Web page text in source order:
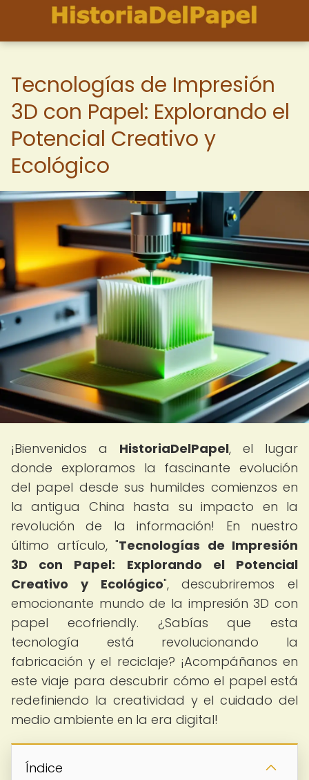
Tecnologías de Impresión
3D con Papel: Explorando el
Potencial Creativo y
Ecológico
¡Bienvenidos a HistoriaDelPapel, el lugar
donde exploramos la fascinante evolución
del papel desde sus humildes comienzos en
la antigua China hasta su impacto en la
revolución de la información! En nuestro
último artículo, "Tecnologías de Impresión
3D con Papel: Explorando el Potencial
Creativo y Ecológico", descubriremos el
emocionante mundo de la impresión 3D con
papel ecofriendly. ¿Sabías que esta
tecnología está revolucionando la
fabricación y el reciclaje? ¡Acompáñanos en
este viaje para descubrir cómo el papel está
redefiniendo la creatividad y el cuidado del
medio ambiente en la era digital!
Índice